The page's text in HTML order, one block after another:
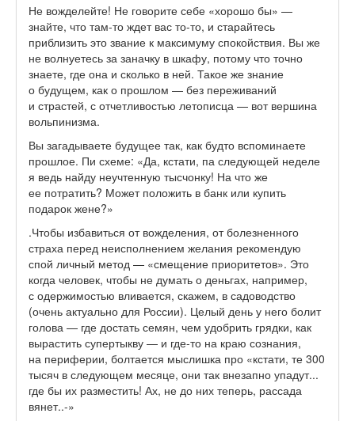
Не вожделейте! Не говорите себе «хорошо бы» —
знайте, что там-то ждет вас то-то, и старайтесь
приблизить это звание к максимуму спокойствия. Вы же
не волнуетесь за заначку в шкафу, потому что точно
знаете, где она и сколько в ней. Такое же знание
о будущем, как о прошлом — без переживаний
и страстей, с отчетливостью летописца — вот вершина
вольпинизма.
Вы загадываете будущее так, как будто вспоминаете
прошлое. Пи схеме: «Да, кстати, па следующей неделе
я ведь найду неучтенную тысчонку! На что же
ее потратить? Может положить в банк или купить
подарок жене?»
.Чтобы избавиться от вожделения, от болезненного
страха перед неисполнением желания рекомендую
спой личный метод — «смещение приоритетов». Это
когда человек, чтобы не думать о деньгах, например,
с одержимостью вливается, скажем, в садоводство
(очень актуально для России). Целый день у него болит
голова — где достать семян, чем удобрить грядки, как
вырастить супертыкву — и где-то на краю сознания,
на периферии, болтается мыслишка про «кстати, те 300
тысяч в следующем месяце, они так внезапно упадут...
где бы их разместить! Ах, не до них теперь, рассада
вянет..-»